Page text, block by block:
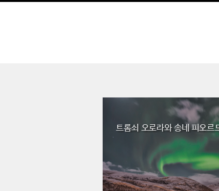
트롬쇠 오로라와 송네 피오르